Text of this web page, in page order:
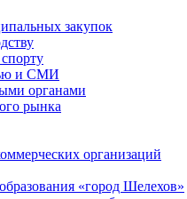
закупок
и СМИ
органами
рынка
организаций
«город Шелехов»